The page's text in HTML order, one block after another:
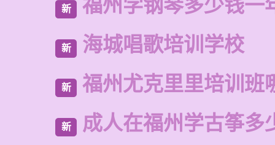
新 福州学钢琴多少钱一
新 海城唱歌培训学校
新 福州尤克里里培训班
新 成人在福州学古筝多